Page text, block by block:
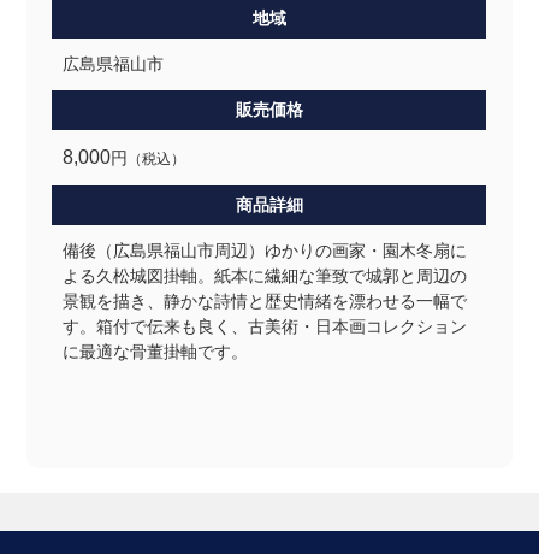
地域
広島県福山市
販売価格
8,000円 （税込）
商品詳細
備後（広島県福山市周辺）ゆかりの画家・園木冬扇に
よる久松城図掛軸。紙本に繊細な筆致で城郭と周辺の
景観を描き、静かな詩情と歴史情緒を漂わせる一幅で
す。箱付で伝来も良く、古美術・日本画コレクション
に最適な骨董掛軸です。